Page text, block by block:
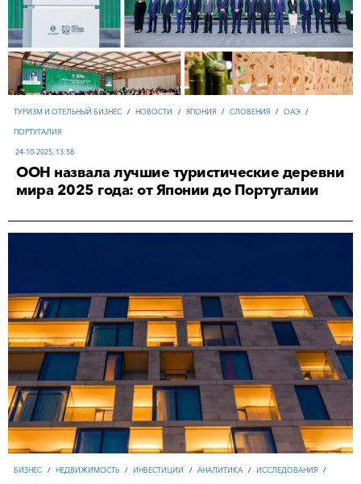
ТУРИЗМ И ОТЕЛЬНЫЙ БИЗНЕС / НОВОСТИ / ЯПОНИЯ / СЛОВЕНИЯ / ОАЭ /
ПОРТУГАЛИЯ
24-10-2025, 13:58
ООН назвала лучшие туристические деревни
мира 2025 года: от Японии до Португалии
БИЗНЕС / НЕДВИЖИМОСТЬ / ИНВЕСТИЦИИ / АНАЛИТИКА / ИССЛЕДОВАНИЯ /